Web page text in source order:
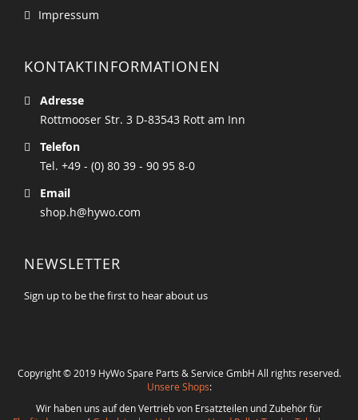
Impressum
KONTAKTINFORMATIONEN
Adresse
Rottmooser Str. 3 D-83543 Rott am Inn
Telefon
Tel. +49 - (0) 80 39 - 90 95 8-0
Email
shop.h@hywo.com
NEWSLETTER
Sign up to be the first to hear about us
Copyright © 2019 HyWo Spare Parts & Service GmbH All rights reserved.
Unsere Shops:
Wir haben uns auf den Vertrieb von Ersatzteilen und Zubehör für